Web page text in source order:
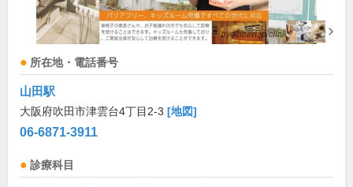
所在地・電話番号
山田駅
大阪府吹田市津雲台4丁目2-3 [地図]
06-6871-3911
診療科目